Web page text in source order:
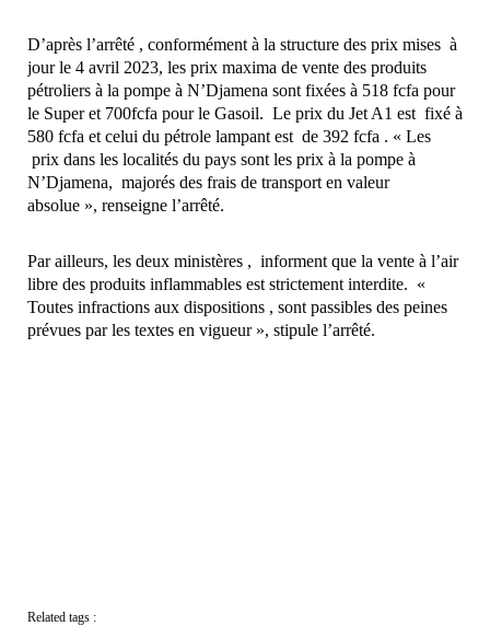
D’après l’arrêté , conformément à la structure des prix mises à
jour le 4 avril 2023, les prix maxima de vente des produits
pétroliers à la pompe à N’Djamena sont fixées à 518 fcfa pour
le Super et 700fcfa pour le Gasoil. Le prix du Jet A1 est fixé à
580 fcfa et celui du pétrole lampant est de 392 fcfa . « Les
prix dans les localités du pays sont les prix à la pompe à
N’Djamena, majorés des frais de transport en valeur
absolue », renseigne l’arrêté.
Par ailleurs, les deux ministères , informent que la vente à l’air
libre des produits inflammables est strictement interdite. «
Toutes infractions aux dispositions , sont passibles des peines
prévues par les textes en vigueur », stipule l’arrêté.
Related tags :